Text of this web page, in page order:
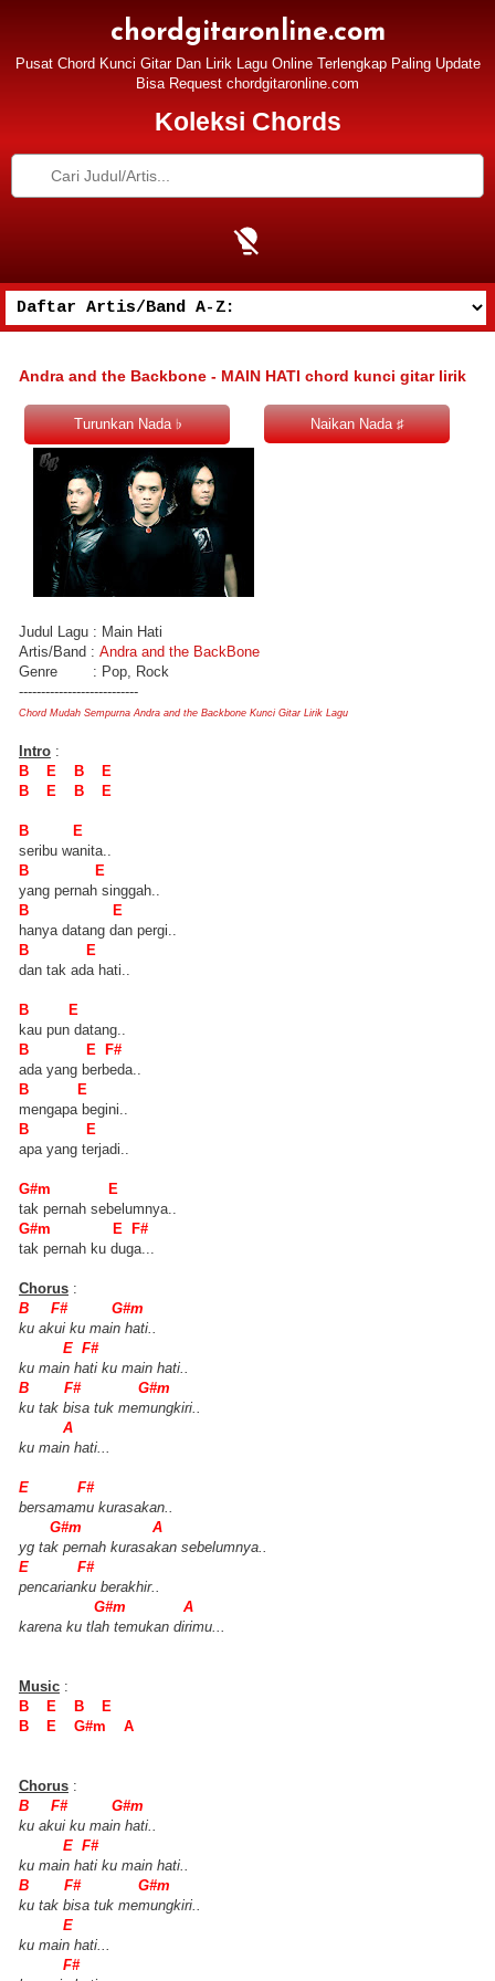
chordgitaronline.com
Pusat Chord Kunci Gitar Dan Lirik Lagu Online Terlengkap Paling Update
Bisa Request chordgitaronline.com
Koleksi Chords
Andra and the Backbone - MAIN HATI chord kunci gitar lirik
Judul Lagu : Main Hati
Artis/Band : Andra and the BackBone
Genre : Pop, Rock
---------------------------
Chord Mudah Sempurna Andra and the Backbone Kunci Gitar Lirik Lagu
Intro :
B E B E
B E B E
B E
seribu wanita..
B E
yang pernah singgah..
B E
hanya datang dan pergi..
B E
dan tak ada hati..
B E
kau pun datang..
B E F#
ada yang berbeda..
B E
mengapa begini..
B E
apa yang terjadi..
G#m E
tak pernah sebelumnya..
G#m E F#
tak pernah ku duga...
Chorus :
B F# G#m
ku akui ku main hati..
E F#
ku main hati ku main hati..
B F# G#m
ku tak bisa tuk memungkiri..
A
ku main hati...
E F#
bersamamu kurasakan..
G#m A
yg tak pernah kurasakan sebelumnya..
E F#
pencarianku berakhir..
G#m A
karena ku tlah temukan dirimu...
Music :
B E B E
B E G#m A
Chorus :
B F# G#m
ku akui ku main hati..
E F#
ku main hati ku main hati..
B F# G#m
ku tak bisa tuk memungkiri..
E
ku main hati...
F#